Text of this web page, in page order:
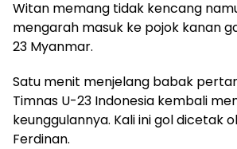
Witan memang tidak kencang
mengarah masuk ke pojok kanan
23 Myanmar.
Satu menit menjelang babak
Timnas U-23 Indonesia kembali
keunggulannya. Kali ini gol dicetak
Ferdinan.